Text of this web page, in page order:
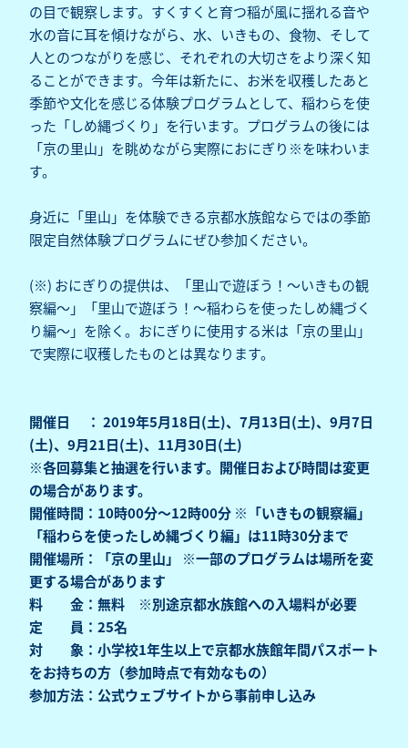
の目で観察します。すくすくと育つ稲が風に揺れる音や
水の音に耳を傾けながら、水、いきもの、食物、そして
人とのつながりを感じ、それぞれの大切さをより深く知
ることができます。今年は新たに、お米を収穫したあと
季節や文化を感じる体験プログラムとして、稲わらを使
った「しめ縄づくり」を行います。プログラムの後には
「京の里山」を眺めながら実際におにぎり※を味わいま
す。
身近に「里山」を体験できる京都水族館ならではの季節
限定自然体験プログラムにぜひ参加ください。
(※) おにぎりの提供は、「里山で遊ぼう！～いきもの観
察編～」「里山で遊ぼう！～稲わらを使ったしめ縄づく
り編～」を除く。おにぎりに使用する米は「京の里山」
で実際に収穫したものとは異なります。
開催日 ： 2019年5月18日(土)、7月13日(土)、9月7日
(土)、9月21日(土)、11月30日(土)
※各回募集と抽選を行います。開催日および時間は変更
の場合があります。
開催時間：10時00分～12時00分 ※「いきもの観察編」
「稲わらを使ったしめ縄づくり編」は11時30分まで
開催場所：「京の里山」 ※一部のプログラムは場所を変
更する場合があります
料 金：無料 ※別途京都水族館への入場料が必要
定 員：25名
対 象：小学校1年生以上で京都水族館年間パスポート
をお持ちの方（参加時点で有効なもの）
参加方法：公式ウェブサイトから事前申し込み